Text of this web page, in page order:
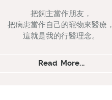
把飼主當作朋友，
把病患當作自己的寵物來醫療，
這就是我的行醫理念。
Read More...